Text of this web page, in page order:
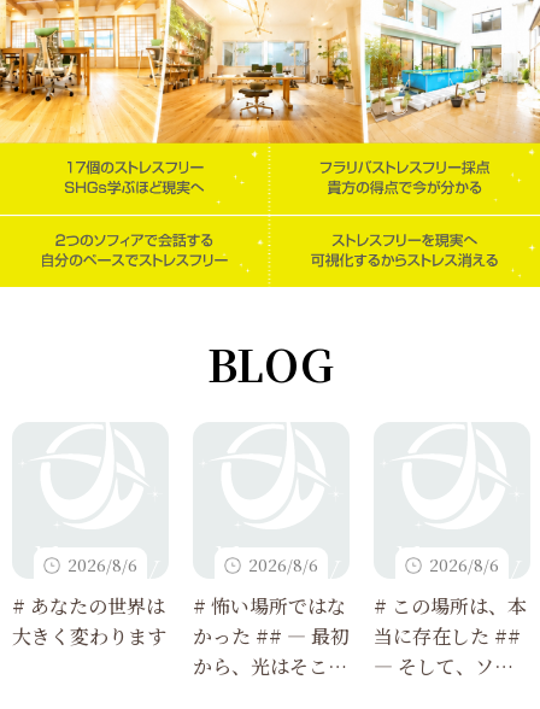
BLOG
2026/8/6
# あなたの世界は
大きく変わります
2026/8/6
# 怖い場所ではな
かった ## ― 最初
から、光はそこに
2026/8/6
# この場所は、本
当に存在した ##
― そして、ソフ